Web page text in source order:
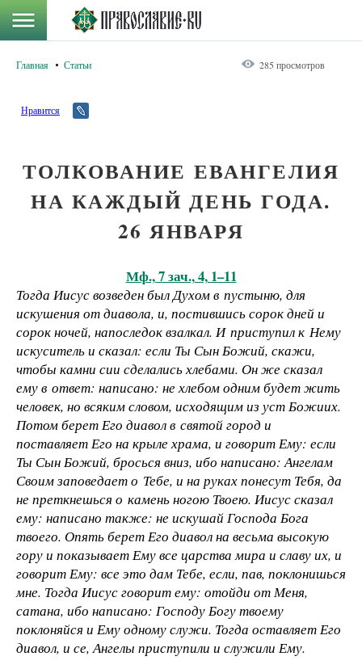
Главная Статьи 285 просмотров
Нравится
ТОЛКОВАНИЕ ЕВАНГЕЛИЯ
НА КАЖДЫЙ ДЕНЬ ГОДА.
26 ЯНВАРЯ
Мф., 7 зач., 4, 1–11
Тогда Иисус возведен был Духом в пустыню, для
искушения от диавола, и, постившись сорок дней и
сорок ночей, напоследок взалкал. И приступил к Нему
искуситель и сказал: если Ты Сын Божий, скажи,
чтобы камни сии сделались хлебами. Он же сказал
ему в ответ: написано: не хлебом одним будет жить
человек, но всяким словом, исходящим из уст Божиих.
Потом берет Его диавол в святой город и
поставляет Его на крыле храма, и говорит Ему: если
Ты Сын Божий, бросься вниз, ибо написано: Ангелам
Своим заповедает о Тебе, и на руках понесут Тебя, да
не преткнешься о камень ногою Твоею. Иисус сказал
ему: написано также: не искушай Господа Бога
твоего. Опять берет Его диавол на весьма высокую
гору и показывает Ему все царства мира и славу их, и
говорит Ему: все это дам Тебе, если, пав, поклонишься
мне. Тогда Иисус говорит ему: отойди от Меня,
сатана, ибо написано: Господу Богу твоему
поклоняйся и Ему одному служи. Тогда оставляет Его
диавол, и се, Ангелы приступили и служили Ему.